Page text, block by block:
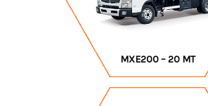
MXE200 – 20 MT